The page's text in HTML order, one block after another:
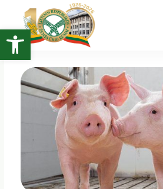
Open toolbar
turinio